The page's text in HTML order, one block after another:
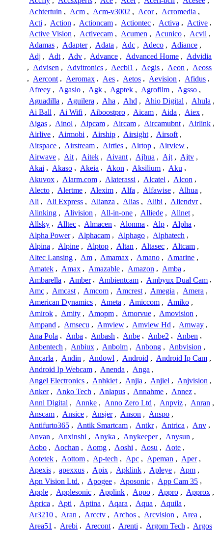
Achtertuin , Acm , Acm-v3002 , Acor , Acromedia ,
Acti , Action , Actioncam , Actiontec , Activa , Active ,
Active Vision , Activecam , Acumen , Acunico , Acvil ,
Adamas , Adapter , Adata , Adc , Adeco , Adiance ,
Adj , Adt , Adv , Advance , Advanced Home , Advidia
, Advisen , Advitronics , Aecbl1 , Aegis , Aeon , Aeoss
, Aercont , Aeromax , Aes , Aetos , Aevision , Afidus ,
Afreey , Agasio , Agk , Agptek , Agrofilm , Agsso ,
Aguadilla , Aguilera , Aha , Ahd , Ahio Digital , Ahula ,
Ai Ball , Ai Wifi , Aiboostpro , Aicam , Aida , Aiex ,
Aigas , Ainol , Aipcam , Aircam , Aircamubnt , Airlink ,
Airlive , Airmobi , Airship , Airsight , Airsoft ,
Airspace , Airstream , Airties , Airtop , Airview ,
Airwave , Ait , Aitek , Aivant , Ajhua , Ajt , Ajtv ,
Akai , Akaso , Akeia , Akon , Aksilium , Aku ,
Akuvox , Alarm.com , Alaterassi , Alcatel , Alcon ,
Alecto , Alertme , Alexim , Alfa , Alfawise , Alhua ,
Ali , Ali Express , Alianza , Alias , Alibi , Aliendvr ,
Alinking , Alivision , All-in-one , Alliede , Allnet ,
Allsky , Alltec , Almacen , Alonma , Alp , Alpha ,
Alpha Power , Alphacam , Alphago , Alphatech ,
Alpina , Alpine , Alptop , Altan , Altasec , Altcam ,
Altec Lansing , Am , Amamax , Amano , Amarine ,
Amatek , Amax , Amazable , Amazon , Amba ,
Ambarella , Amber , Ambientcam , Ambyux Dual Cam ,
Amc , Amcast , Amcom , Amcrest , Amegia , Amera ,
American Dynamics , Ameta , Amiccom , Amiko ,
Amirok , Amity , Amopm , Amorvue , Amovision ,
Ampand , Amsecu , Amview , Amview Hd , Amway ,
Ana Pola , Anba , Anbash , Anbe , Anbe2 , Anben ,
Anbentech , Anbiux , Anbolm , Anbong , Anbvision ,
Ancarla , Andin , Andowl , Android , Android Ip Cam ,
Android Ip Webcam , Anenda , Anga ,
Angel Electronics , Anhkiet , Anjia , Anjiel , Anjvision ,
Anker , Anko Tech , Anlapus , Annahme , Annez ,
Anni Digital , Annke , Anno Zero Ltd , Anpviz , Anran ,
Anscam , Ansice , Ansjer , Anson , Anspo ,
Antifurto365 , Antik Smartcam , Antkr , Antrica , Anv ,
Anvan , Anxinshi , Anyka , Anykeeper , Anysun ,
Aobo , Aochan , Aomg , Aoshi , Aosu , Aote ,
Aotetek , Aottom , Ap-tech , Apc , Apeman , Aper ,
Apexis , apexxus , Apix , Apklink , Apleye , Apm ,
Apn Vision Ltd. , Apogee , Aposonic , App Cam 35 ,
Apple , Applesonic , Applink , Appo , Appro , Approx ,
Aprica , Apti , Aptina , Aqara , Aqua , Aquila ,
Ar3210 , Aran , Arcctv , Archos , Arcvision , Area ,
Area51 , Arebi , Arecont , Arenti , Argom Tech , Argos